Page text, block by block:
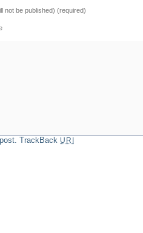
not be published) (required)
TrackBack URI